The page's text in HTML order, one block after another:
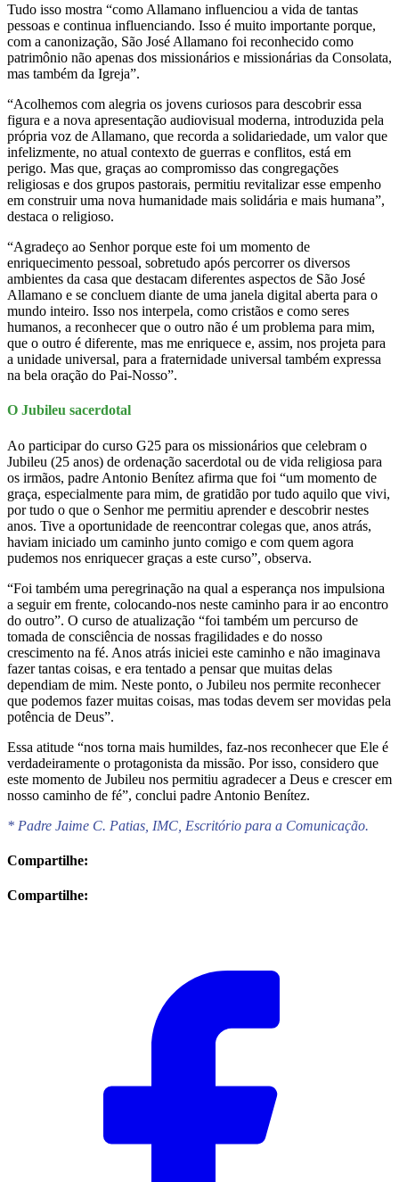
Tudo isso mostra “como Allamano influenciou a vida de tantas
pessoas e continua influenciando. Isso é muito importante porque,
com a canonização, São José Allamano foi reconhecido como
patrimônio não apenas dos missionários e missionárias da Consolata,
mas também da Igreja”.
“Acolhemos com alegria os jovens curiosos para descobrir essa
figura e a nova apresentação audiovisual moderna, introduzida pela
própria voz de Allamano, que recorda a solidariedade, um valor que
infelizmente, no atual contexto de guerras e conflitos, está em
perigo. Mas que, graças ao compromisso das congregações
religiosas e dos grupos pastorais, permitiu revitalizar esse empenho
em construir uma nova humanidade mais solidária e mais humana”,
destaca o religioso.
“Agradeço ao Senhor porque este foi um momento de
enriquecimento pessoal, sobretudo após percorrer os diversos
ambientes da casa que destacam diferentes aspectos de São José
Allamano e se concluem diante de uma janela digital aberta para o
mundo inteiro. Isso nos interpela, como cristãos e como seres
humanos, a reconhecer que o outro não é um problema para mim,
que o outro é diferente, mas me enriquece e, assim, nos projeta para
a unidade universal, para a fraternidade universal também expressa
na bela oração do Pai-Nosso”.
O Jubileu sacerdotal
Ao participar do curso G25 para os missionários que celebram o
Jubileu (25 anos) de ordenação sacerdotal ou de vida religiosa para
os irmãos, padre Antonio Benítez afirma que foi “um momento de
graça, especialmente para mim, de gratidão por tudo aquilo que vivi,
por tudo o que o Senhor me permitiu aprender e descobrir nestes
anos. Tive a oportunidade de reencontrar colegas que, anos atrás,
haviam iniciado um caminho junto comigo e com quem agora
pudemos nos enriquecer graças a este curso”, observa.
“Foi também uma peregrinação na qual a esperança nos impulsiona
a seguir em frente, colocando-nos neste caminho para ir ao encontro
do outro”. O curso de atualização “foi também um percurso de
tomada de consciência de nossas fragilidades e do nosso
crescimento na fé. Anos atrás iniciei este caminho e não imaginava
fazer tantas coisas, e era tentado a pensar que muitas delas
dependiam de mim. Neste ponto, o Jubileu nos permite reconhecer
que podemos fazer muitas coisas, mas todas devem ser movidas pela
potência de Deus”.
Essa atitude “nos torna mais humildes, faz-nos reconhecer que Ele é
verdadeiramente o protagonista da missão. Por isso, considero que
este momento de Jubileu nos permitiu agradecer a Deus e crescer em
nosso caminho de fé”, conclui padre Antonio Benítez.
* Padre Jaime C. Patias, IMC, Escritório para a Comunicação.
Compartilhe:
Compartilhe: